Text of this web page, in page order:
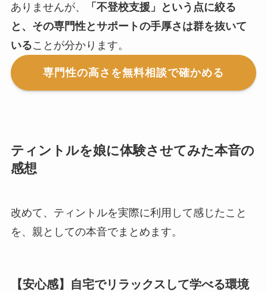
ありませんが、
「不登校支援」という点に絞る
と、その専門性とサポートの手厚さは群を抜いて
いることが分かります。
専門性の高さを無料相談で確かめる
ティントルを娘に体験させてみた本音の
感想
改めて、ティントルを実際に利用して感じたこと
を、親としての本音でまとめます。
【安心感】自宅でリラックスして学べる環境